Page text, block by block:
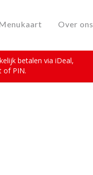
Over ons
betalen via iDeal,
of PIN.